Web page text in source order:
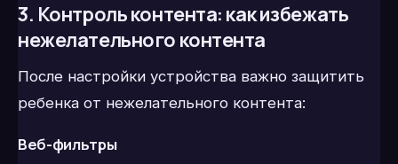
3. Контроль контента: как избежать
нежелательного контента
После настройки устройства важно защитить
ребенка от нежелательного контента:
Веб-фильтры